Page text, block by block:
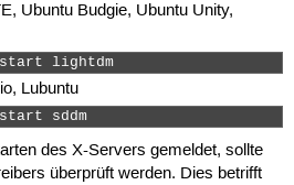
Ubuntu Budgie, Ubuntu Unity,
lightdm
Lubuntu
sddm
des X-Servers gemeldet, sollte
überprüft werden. Dies betrifft